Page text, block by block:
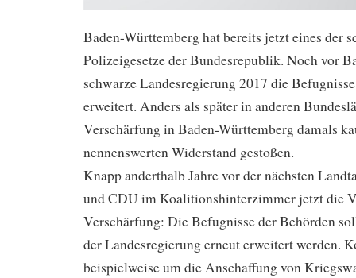
Baden-Württemberg hat bereits jetzt eines der
Polizeigesetze der Bundesrepublik. Noch vor
schwarze Landesregierung 2017 die
erweitert. Anders als später in anderen
Verschärfung in Baden-Württemberg damals
nennenswerten Widerstand gestoßen.
Knapp anderthalb Jahre vor der nächsten
und CDU im Koalitionshinterzimmer jetzt die
Verschärfung: Die Befugnisse der Behörden
der Landesregierung erneut erweitert werden.
beispielweise um die Anschaffung von